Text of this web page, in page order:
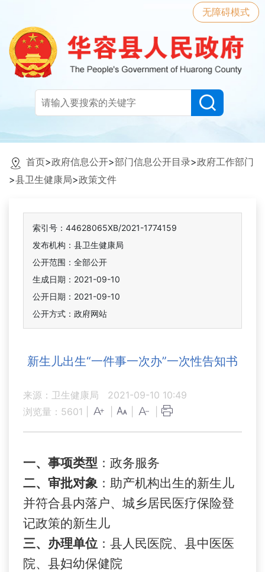
无障碍模式
首页>政府信息公开>部门信息公开目录>政府工作部门
>县卫生健康局>政策文件
索引号：44628065XB/2021-1774159
发布机构：县卫生健康局
公开范围：全部公开
生成日期：2021-09-10
公开日期：2021-09-10
公开方式：政府网站
新生儿出生“一件事一次办”一次性告知书
来源：卫生健康局
2021-09-10 10:49
浏览量： 5601
一、 事项类型 ：政务服务
二、 审批对象 ：助产机构出生的新生儿
并符合县内落户、城乡居民医疗保险登
记政策的新生儿
三、 办理单位 ：县人民医院、县中医医
院、县妇幼保健院